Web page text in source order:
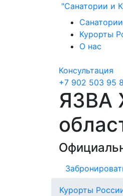
"Санатории и
Курорты
О нас
Консультация
+7 902 503 95
ЯЗВА
Курорты